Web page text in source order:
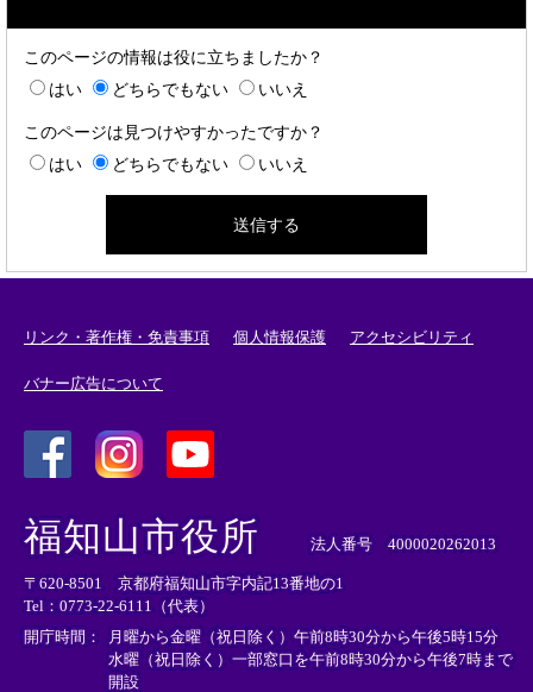
このページの情報は役に立ちましたか？
はい
どちらでもない いいえ
このページは見つけやすかったですか？
はい
どちらでもない いいえ
リンク・著作権・免責事項 個人情報保護 アクセシビリティ
バナー広告について
外
部
リ
ン
ク
＞
外
リ
ン
ク
＞
外
部
ン
ク
＞
福知山市役所 法人番号 4000020262013
〒620-8501 京都府福知山市字内記13番地の1
Tel：0773-22-6111（代表）
開庁時間：
月曜から金曜（祝日除く）午前8時30分から午後5時15分
水曜（祝日除く）一部窓口を午前8時30分から午後7時まで
開設